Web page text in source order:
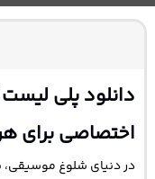
دانلود پلی
اختصاصی برای
در دنیای شلوغ موسیقی،